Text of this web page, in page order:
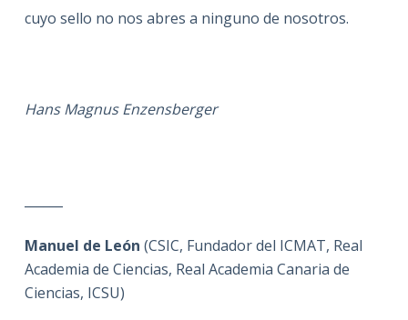
cuyo sello no nos abres a ninguno de nosotros.
Hans Magnus Enzensberger
Manuel de León (CSIC, Fundador del ICMAT, Real
Academia de Ciencias, Real Academia Canaria de
Ciencias, ICSU)